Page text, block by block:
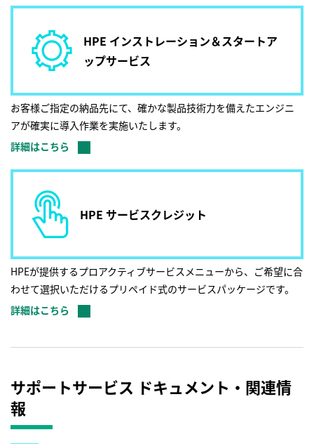
HPE インストレーション＆スタートア
ップサービス
お客様ご指定の納品先にて、確かな製品技術力を備えたエンジニ
アが確実に導入作業を実施いたします。
詳細はこちら
HPE サービスクレジット
HPEが提供するプロアクティブサービスメニューから、ご希望に合
わせて選択いただけるプリペイド式のサービスパッケージです。
詳細はこちら
サポートサービス ドキュメント・関連情
報